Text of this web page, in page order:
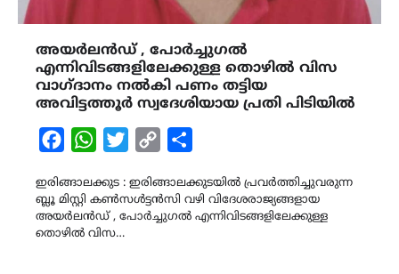
അയർലൻഡ് , പോർച്ചുഗൽ
എന്നിവിടങ്ങളിലേക്കുള്ള തൊഴിൽ വിസ
വാഗ്ദാനം നൽകി പണം തട്ടിയ
അവിട്ടത്തൂർ സ്വദേശിയായ പ്രതി പിടിയിൽ
FacebookWhatsAppTwitterCopy
ഇരിങ്ങാലക്കുട : ഇരിങ്ങാലക്കുടയിൽ പ്രവർത്തിച്ചുവരുന്ന
ബ്ലൂ മിസ്റ്റി കൺസൾട്ടൻസി വഴി വിദേശരാജ്യങ്ങളായ
അയർലൻഡ് , പോർച്ചുഗൽ എന്നിവിടങ്ങളിലേക്കുള്ള
തൊഴിൽ വിസ…